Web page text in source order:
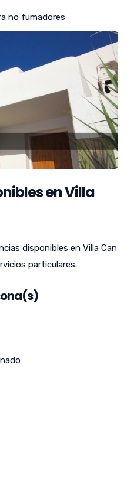
no fumadores
en Villa
disponibles en Villa Can
particulares.